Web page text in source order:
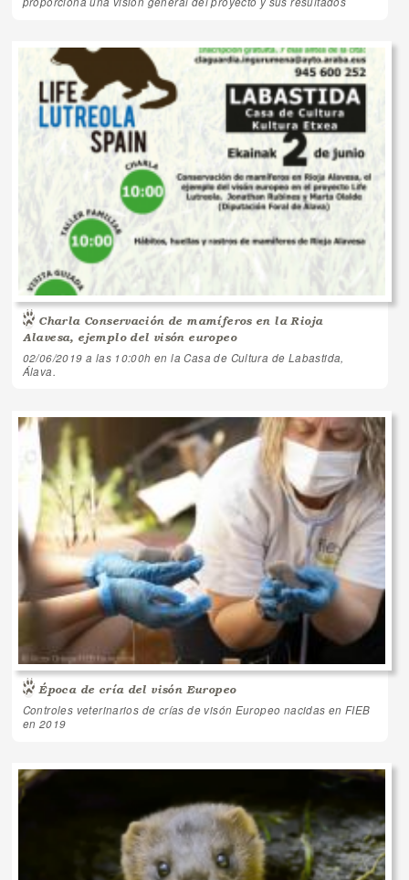
Charla Conservación de mamíferos en la Rioja
Alavesa, ejemplo del visón europeo
02/06/2019 a las 10:00h en la Casa de Cultura de Labastida,
Álava.
Época de cría del visón Europeo
Controles veterinarios de crías de visón Europeo nacidas en FIEB
en 2019